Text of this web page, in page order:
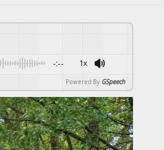
-:-- 1x
Powered By GSpeech